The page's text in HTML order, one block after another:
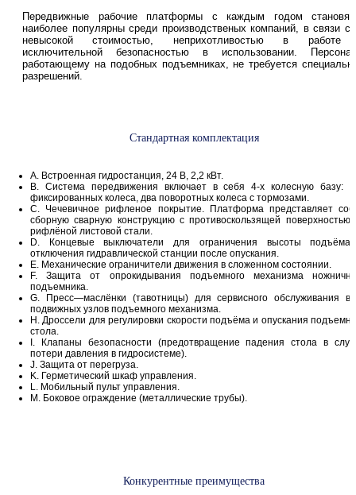
Передвижные рабочие платформы с каждым годом
наиболее популярны среди производственых компаний, в связи с
невысокой стоимостью, неприхотливостью в
исключительной безопасностью в использовании.
работающему на подобных подъемниках, не требуется
разрешений.
Стандартная комплектация
A. Встроенная гидростанция, 24 В, 2,2 кВт.
B. Система передвижения включает в себя 4-х колесную базу:
фиксированных колеса, два поворотных колеса с тормозами.
C. Чечевичное рифленое покрытие. Платформа представляет
сборную сварную конструкцию с противоскользящей поверхностью
рифлёной листовой стали.
D. Концевые выключатели для ограничения высоты
отключения гидравлической станции после опускания.
E. Механические ограничители движения в сложенном состоянии.
F. Защита от опрокидывания подъемного механизма
подъемника.
G. Пресс—маслёнки (тавотницы) для сервисного обслуживания
подвижных узлов подъемного механизма.
H. Дроссели для регулировки скорости подъёма и опускания
стола.
I. Клапаны безопасности (предотвращение падения стола в
потери давления в гидросистеме).
J. Защита от перегруза.
K. Герметический шкаф управления.
L. Мобильный пульт управления.
M. Боковое ограждение (металлические трубы).
Конкурентные преимущества